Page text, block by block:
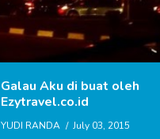
Galau Aku di buat oleh
Ezytravel.co.id
YUDI RANDA July 03, 2015